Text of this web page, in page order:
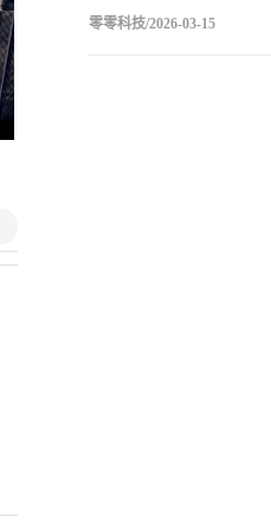
零零科技/2026-03-15